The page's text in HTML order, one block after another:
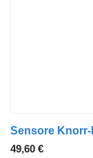
49,60 €